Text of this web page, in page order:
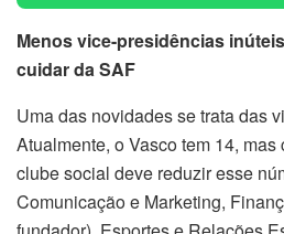
Menos vice-presidências
cuidar da SAF
Uma das novidades se trata das
Atualmente, o Vasco tem 14,
clube social deve reduzir esse
Comunicação e Marketing,